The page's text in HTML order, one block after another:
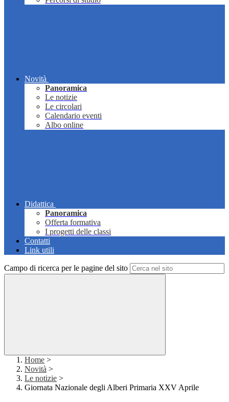
Novità
Panoramica
Le notizie
Le circolari
Calendario eventi
Albo online
Didattica
Panoramica
Offerta formativa
I progetti delle classi
Contatti
Link utili
Campo di ricerca per le pagine del sito
Home >
Novità >
Le notizie >
Giornata Nazionale degli Alberi Primaria XXV Aprile